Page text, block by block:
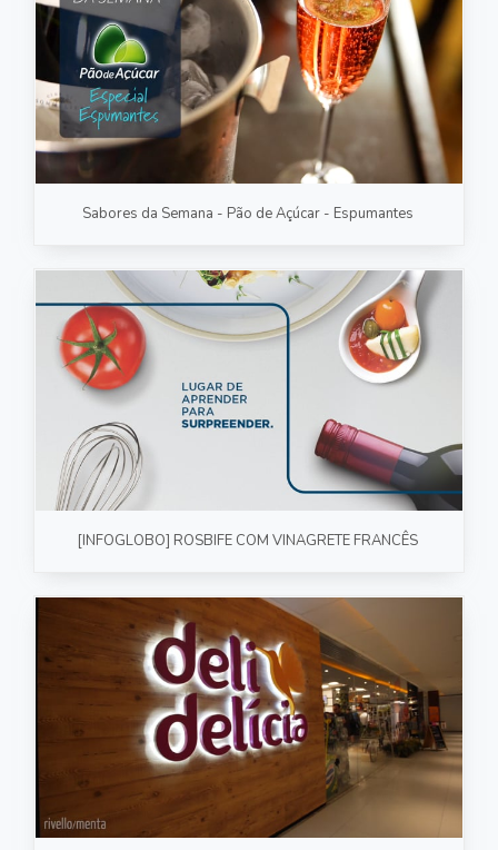
Sabores da Semana - Pão de Açúcar - Espumantes
[INFOGLOBO] ROSBIFE COM VINAGRETE FRANCÊS